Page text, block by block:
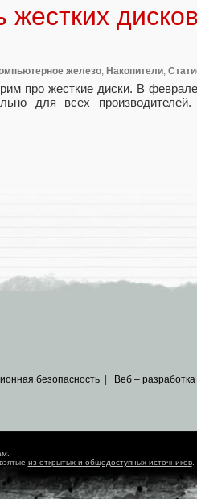
дисков
железо Накопители
про жесткие диски. В феврале
для всех
безопасность
Веб – разработка
из открытых и общедоступных источников.